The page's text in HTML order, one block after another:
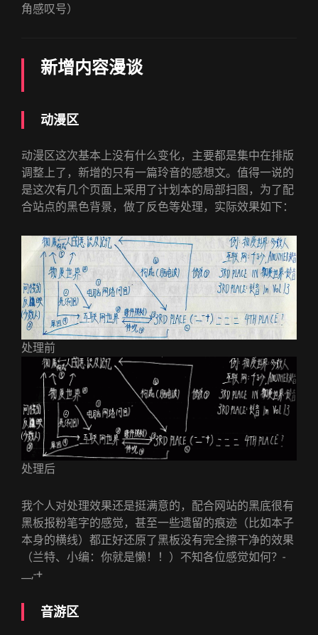
角感叹号）
新增内容漫谈
动漫区
动漫区这次基本上没有什么变化，主要都是集中在排版
调整上了，新增的只有一篇玲音的感想文。值得一说的
是这次有几个页面上采用了计划本的局部扫图，为了配
合站点的黑色背景，做了反色等处理，实际效果如下：
处理前
处理后
我个人对处理效果还是挺满意的，配合网站的黑底很有
黑板报粉笔字的感觉，甚至一些遗留的痕迹（比如本子
本身的横线）都正好还原了黑板没有完全擦干净的效果
（兰特、小编：你就是懒！！）不知各位感觉如何？-
__,-+
音游区